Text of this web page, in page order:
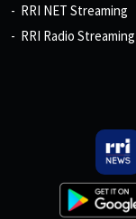
RRI NET Streaming
RRI Radio Streaming